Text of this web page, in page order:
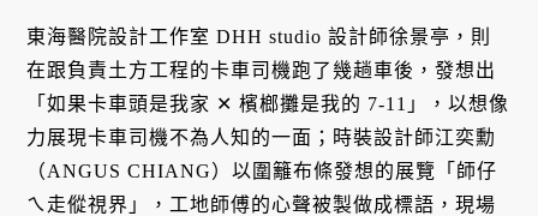
東海醫院設計工作室 DHH studio 設計師徐景亭，則
在跟負責土方工程的卡車司機跑了幾趟車後，發想出
「如果卡車頭是我家 ✕ 檳榔攤是我的 7-11」，以想像
力展現卡車司機不為人知的一面；時裝設計師江奕勳
（ANGUS CHIANG）以圍籬布條發想的展覽「師仔
ㄟ走傱視界」，工地師傅的心聲被製做成標語，現場